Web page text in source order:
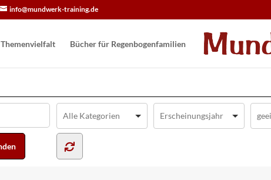
info@mundwerk-training.de
Themenvielfalt Bücher für Regen­bogen­familien